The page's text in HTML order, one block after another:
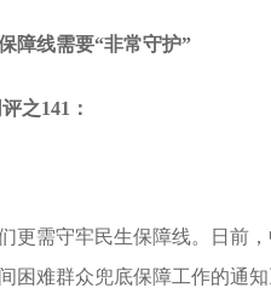
障线需要“非常守护”
之141：
需守牢民生保障线。日前，
困难群众兜底保障工作的通